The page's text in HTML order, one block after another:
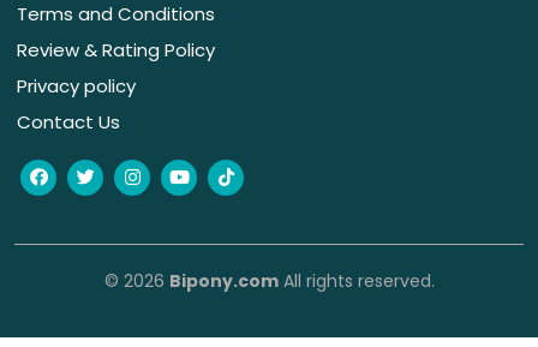
Terms and Conditions
Review & Rating Policy
Privacy policy
Contact Us
© 2026 Bipony.comAll rights reserved.